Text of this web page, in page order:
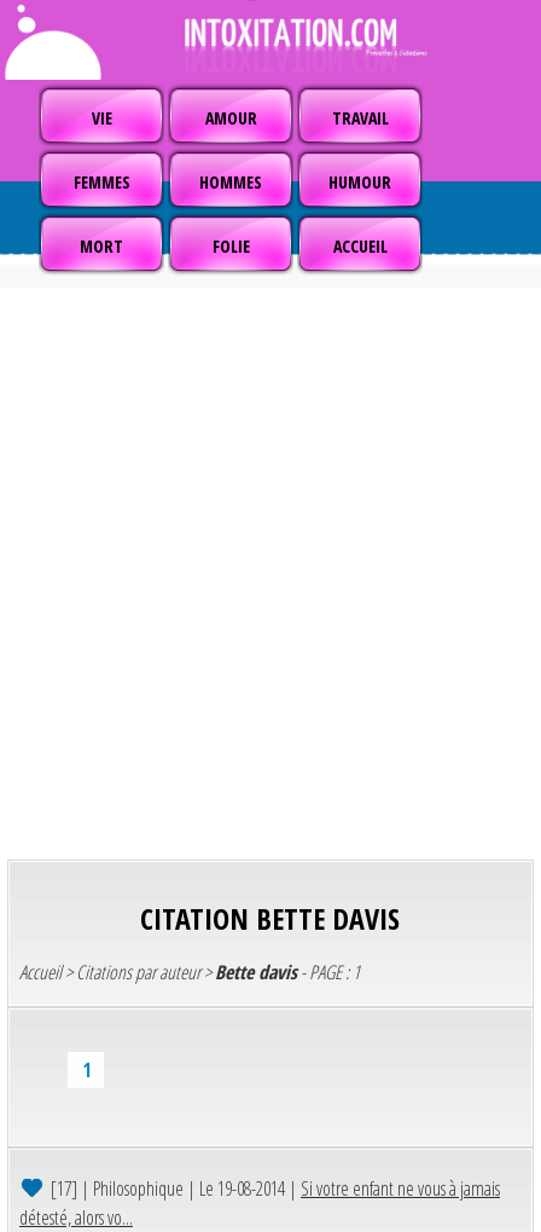
VIE AMOUR TRAVAIL
FEMMES HOMMES HUMOUR
MORT FOLIE ACCUEIL
CITATION BETTE DAVIS
Accueil>Citations par auteur>Bette davis- PAGE : 1
1
[17] | Philosophique | Le 19-08-2014 | Si votre enfant ne vous à jamais
détesté, alors vo...